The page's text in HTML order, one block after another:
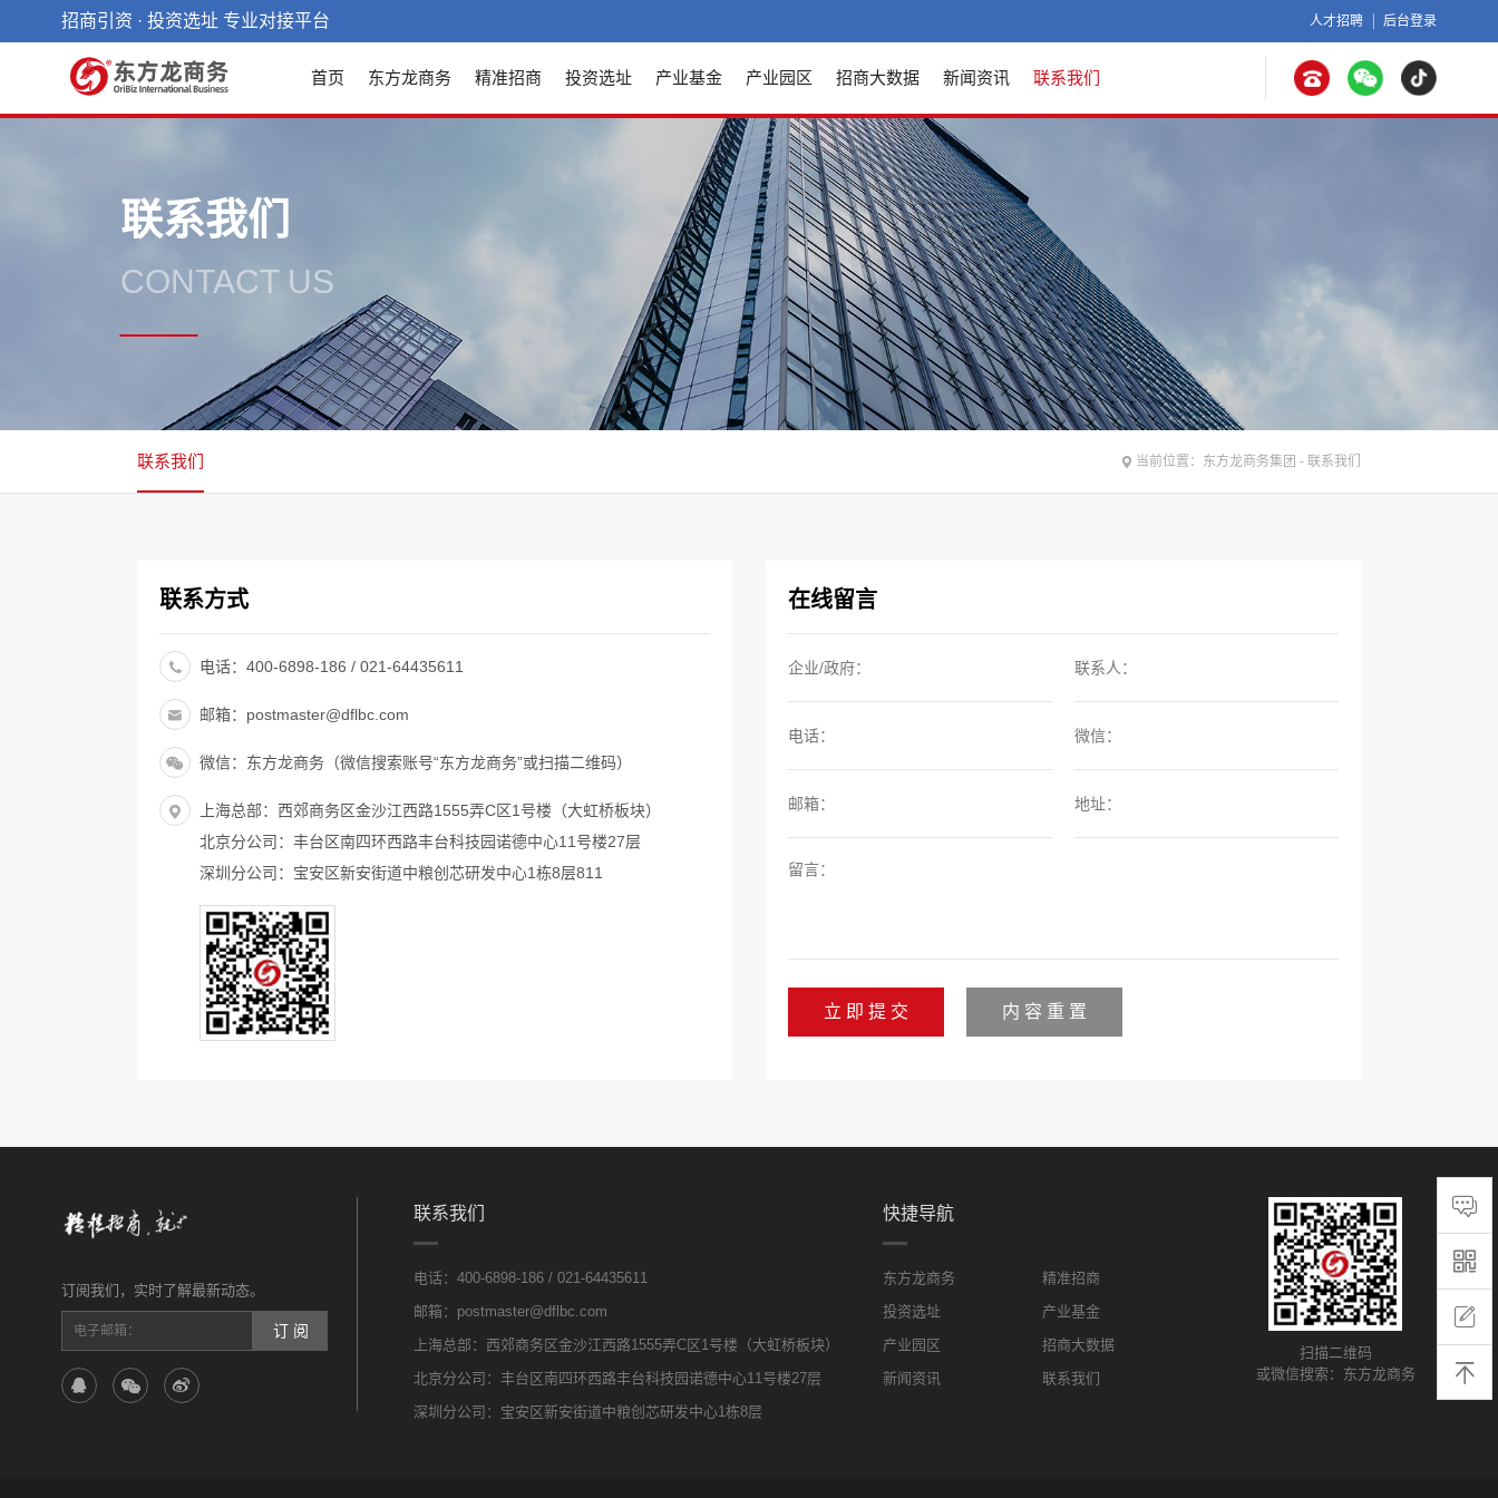
招商引资 · 投资选址 专业对接平台 人才招聘 后台登录
首页 东方龙商务 精准招商 投资选址 产业基金 产业园区 招商大数据 新闻资讯 联系我们
联系我们
CONTACT US
当前位置： 东方龙商务集团 -联系我们
联系我们
联系方式
电话：400-6898-186 / 021-64435611
邮箱：postmaster@dflbc.com
微信：东方龙商务（微信搜索账号“东方龙商务”或扫描二维码）
上海总部：西郊商务区金沙江西路1555弄C区1号楼（大虹桥板块）
北京分公司：丰台区南四环西路丰台科技园诺德中心11号楼27层
深圳分公司：宝安区新安街道中粮创芯研发中心1栋8层811
在线留言
立 即 提 交 内 容 重 置
订阅我们，实时了解最新动态。
订 阅
联系我们
电话：400-6898-186 / 021-64435611
邮箱：postmaster@dflbc.com
上海总部：西郊商务区金沙江西路1555弄C区1号楼（大虹桥板块）
北京分公司：丰台区南四环西路丰台科技园诺德中心11号楼27层
深圳分公司：宝安区新安街道中粮创芯研发中心1栋8层
快捷导航
东方龙商务
精准招商
投资选址
产业基金
产业园区
招商大数据
新闻资讯
联系我们
扫描二维码
或微信搜索：东方龙商务